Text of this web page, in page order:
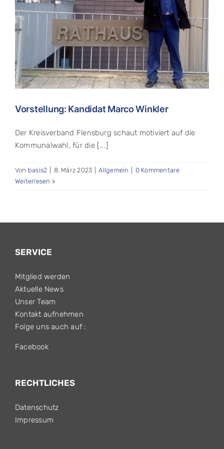
Vorstellung: Kandidat Marco Winkler
Der Kreisverband Flensburg schaut motiviert auf die
Kommunalwahl, für die [...]
Von basis2 8. März 2023 Allgemein
0 Kommentare
Weiterlesen
SERVICE
Mitglied werden
Aktuelle News
Unser Team
Kontakt aufnehmen
Folge uns auch auf :
Facebook
RECHTLICHES
Datenschutz
Impressum